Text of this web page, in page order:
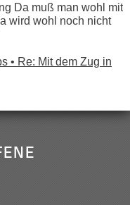
Da muß man wohl mit
wird wohl noch nicht
• Re: Mit dem Zug in
im Text gleich